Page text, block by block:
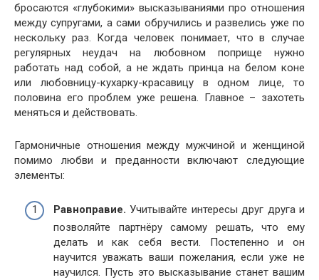
бросаются «глубокими» высказываниями про отношения
между супругами, а сами обручились и развелись уже по
нескольку раз. Когда человек понимает, что в случае
регулярных неудач на любовном поприще нужно
работать над собой, а не ждать принца на белом коне
или любовницу-кухарку-красавицу в одном лице, то
половина его проблем уже решена. Главное – захотеть
меняться и действовать.
Гармоничные отношения между мужчиной и женщиной
помимо любви и преданности включают следующие
элементы:
Равноправие. Учитывайте интересы друг друга и
позволяйте партнёру самому решать, что ему
делать и как себя вести. Постепенно и он
научится уважать ваши пожелания, если уже не
научился. Пусть это высказывание станет вашим